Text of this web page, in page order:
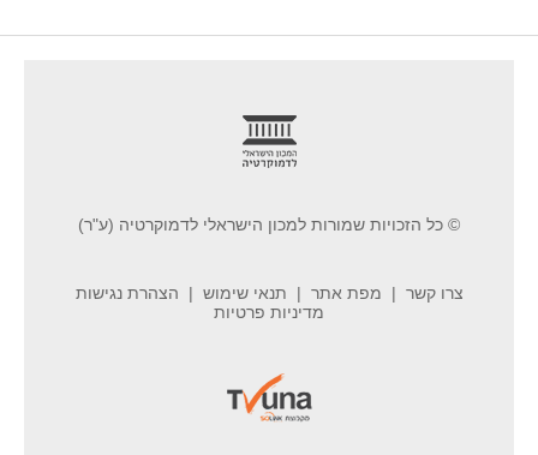
© כל הזכויות שמורות למכון הישראלי לדמוקרטיה (ע"ר)
צרו קשר מפת אתר תנאי שימוש
הצהרת נגישות
מדיניות פרטיות